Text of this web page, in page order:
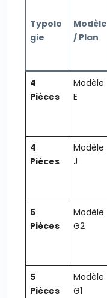
Typolo
gie
Modèle
/ Plan
4
Pièces
Modèle
E
4
Pièces
Modèle
J
5
Pièces
Modèle
G2
5
Pièces
Modèle
G1